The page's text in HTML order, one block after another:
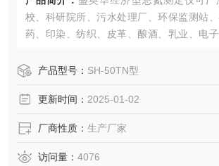
校、科研院所、污水处理厂、环保监测站
药、印染、纺织、皮革、酿酒、乳业、电子
产品型号： SH-50TN型
更新时间： 2025-01-02
厂商性质： 生产厂家
访问量： 4076